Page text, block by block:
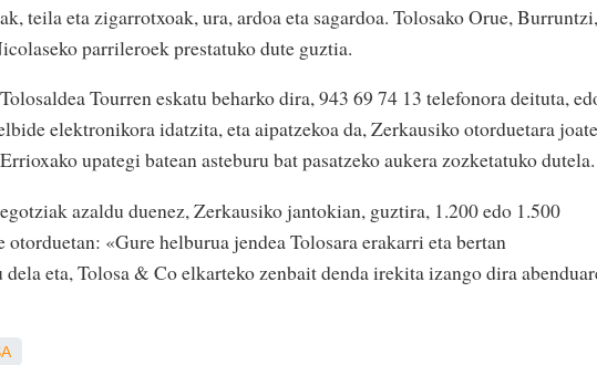
teila eta zigarrotxoak, ura, ardoa eta sagardoa. Tolosako Orue, Burruntzi,
parrileroek prestatuko dute guztia.
Tourren eskatu beharko dira, 943 69 74 13 telefonora deituta,
elektronikora idatzita, eta aipatzekoa da, Zerkausiko otorduetara
upategi batean asteburu bat pasatzeko aukera zozketatuko dutela.
azaldu duenez, Zerkausiko jantokian, guztira, 1.200 edo 1.500
otorduetan: «Gure helburua jendea Tolosara erakarri eta bertan
eta, Tolosa & Co elkarteko zenbait denda irekita izango dira